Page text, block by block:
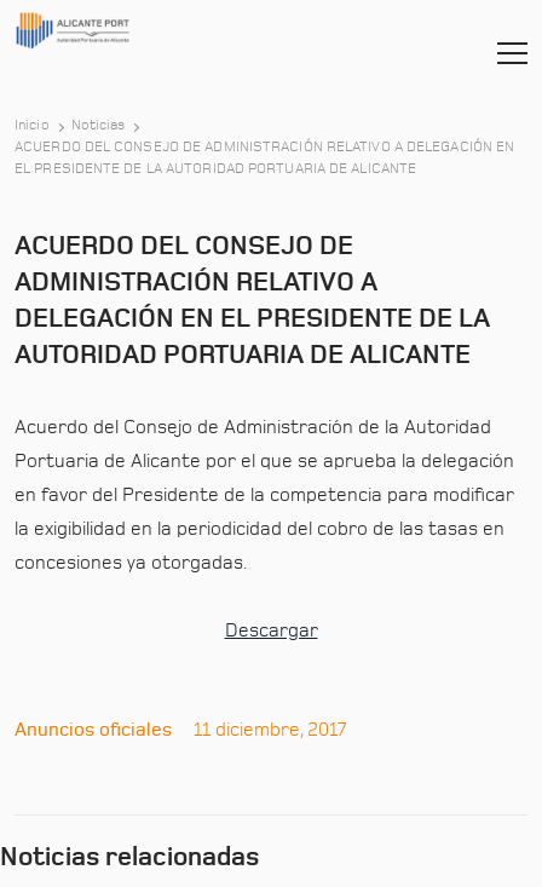
Inicio
Noticias
ACUERDO DEL CONSEJO DE ADMINISTRACIÓN RELATIVO A DELEGACIÓN EN
EL PRESIDENTE DE LA AUTORIDAD PORTUARIA DE ALICANTE
-
ACUERDO DEL CONSEJO DE
ADMINISTRACIÓN RELATIVO A
DELEGACIÓN EN EL PRESIDENTE DE LA
AUTORIDAD PORTUARIA DE ALICANTE
Acuerdo del Consejo de Administración de la Autoridad
Portuaria de Alicante por el que se aprueba la delegación
en favor del Presidente de la competencia para modificar
la exigibilidad en la periodicidad del cobro de las tasas en
concesiones ya otorgadas.
Descargar
Anuncios oficiales 11 diciembre, 2017
Noticias relacionadas